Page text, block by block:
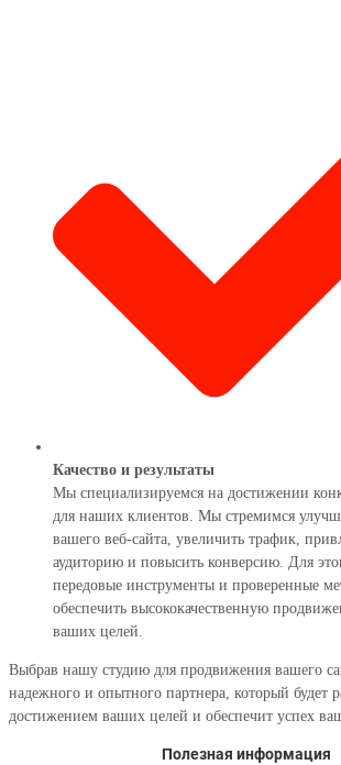
Качество и результаты
Мы специализируемся на достижении
для наших клиентов. Мы стремимся
вашего веб-сайта, увеличить трафик,
аудиторию и повысить конверсию. Для
передовые инструменты и проверенные
обеспечить высококачественную
ваших целей.
Выбрав нашу студию для продвижения вашего
надежного и опытного партнера, который будет
достижением ваших целей и обеспечит успех
Полезная информация